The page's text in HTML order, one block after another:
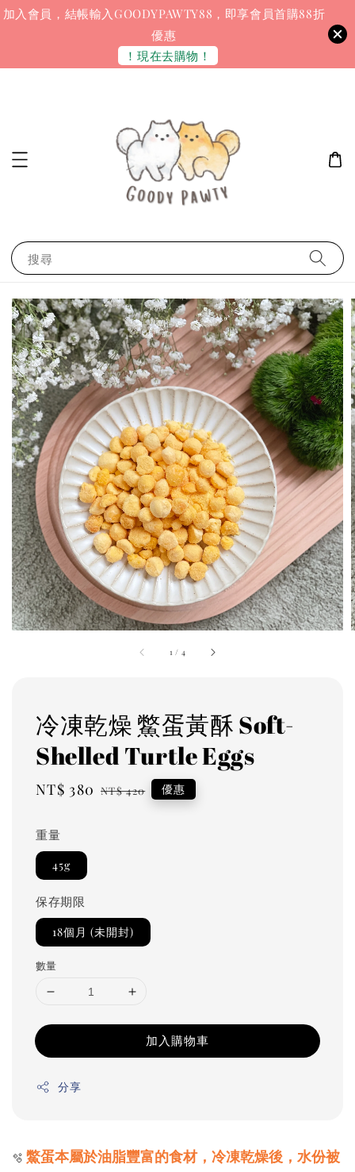
加入會員，結帳輸入GOODYPAWTY88，即享會員首購88折
優惠
！現在去購物！
搜尋
1 / 4
冷凍乾燥 鱉蛋黃酥 Soft-
Shelled Turtle Eggs
Sale
NT$ 380 Regular
NT$ 420 優惠
重量
45g
保存期限
18個月 (未開封)
數量
加入購物車
分享
🫧 鱉蛋本屬於油脂豐富的食材，冷凍乾燥後，水份被